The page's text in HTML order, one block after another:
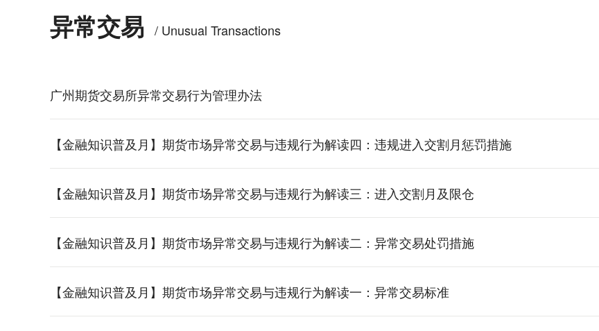
异常交易 / Unusual Transactions
广州期货交易所异常交易行为管理办法
【金融知识普及月】期货市场异常交易与违规行为解读四：违规进入交割月惩罚措施
【金融知识普及月】期货市场异常交易与违规行为解读三：进入交割月及限仓
【金融知识普及月】期货市场异常交易与违规行为解读二：异常交易处罚措施
【金融知识普及月】期货市场异常交易与违规行为解读一：异常交易标准